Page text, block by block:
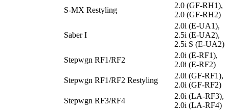
S-MX Restyling
2.0 (GF-RH1),
2.0 (GF-RH2)
Saber I
2.0i (E-UA1),
2.5i (E-UA2),
2.5i S (E-UA2)
Stepwgn RF1/RF2
2.0i (E-RF1),
2.0i (E-RF2)
Stepwgn RF1/RF2 Restyling
2.0i (GF-RF1),
2.0i (GF-RF2)
Stepwgn RF3/RF4
2.0i (LA-RF3),
2.0i (LA-RF4)